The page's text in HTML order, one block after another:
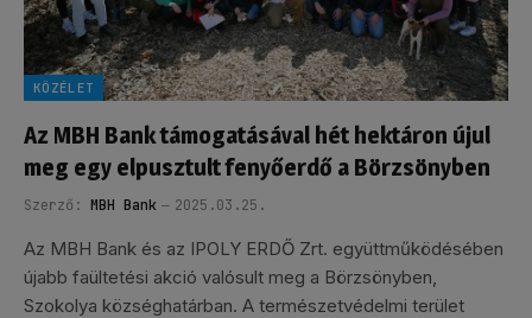
KÖZÉLET
Az MBH Bank támogatásával hét hektáron újul
meg egy elpusztult fenyőerdő a Börzsönyben
Szerző: MBH Bank 2025.03.25.
Az MBH Bank és az IPOLY ERDŐ Zrt. együttműködésében
újabb faültetési akció valósult meg a Börzsönyben,
Szokolya községhatárban. A természetvédelmi terület